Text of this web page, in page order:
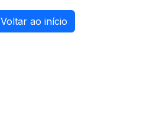
Voltar ao início